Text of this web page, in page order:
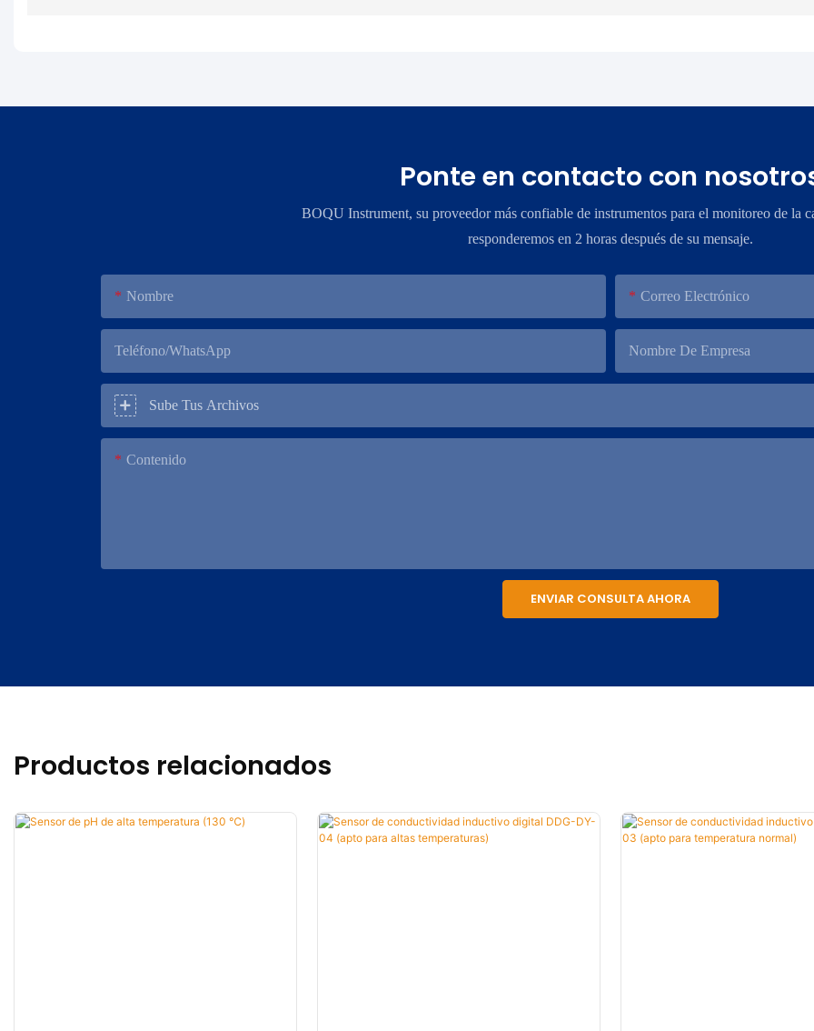
Ponte en contacto con
BOQU Instrument, su proveedor más confiable de instrumentos para el monitoreo de la
responderemos en 2 horas después de su mensaje.
Nombre Correo Electrónico
Teléfono/WhatsApp Nombre De Empresa
Sube Tus Archivos
Contenido
ENVIAR CONSULTA AHORA
Productos relacionados